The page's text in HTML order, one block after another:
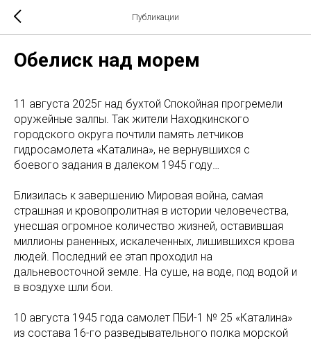
Публикации
Обелиск над морем
11 августа 2025г над бухтой Спокойная прогремели
оружейные залпы. Так жители Находкинского
городского округа почтили память летчиков
гидросамолета «Каталина», не вернувшихся с
боевого задания в далеком 1945 году…
Близилась к завершению Мировая война, самая
страшная и кровопролитная в истории человечества,
унесшая огромное количество жизней, оставившая
миллионы раненных, искалеченных, лишившихся крова
людей. Последний ее этап проходил на
дальневосточной земле. На суше, на воде, под водой и
в воздухе шли бои.
10 августа 1945 года самолет ПБИ-1 № 25 «Каталина»
из состава 16-го разведывательного полка морской